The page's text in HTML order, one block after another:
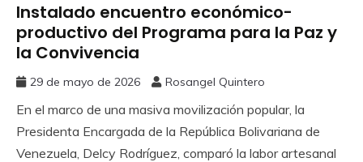
Instalado encuentro económico-
productivo del Programa para la Paz y
la Convivencia
29 de mayo de 2026 Rosangel Quintero
En el marco de una masiva movilización popular, la
Presidenta Encargada de la República Bolivariana de
Venezuela, Delcy Rodríguez, comparó la labor artesanal